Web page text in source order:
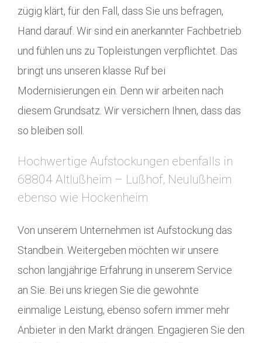
zügig klärt, für den Fall, dass Sie uns befragen,
Hand darauf. Wir sind ein anerkannter Fachbetrieb
und fühlen uns zu Topleistungen verpflichtet. Das
bringt uns unseren klasse Ruf bei
Modernisierungen ein. Denn wir arbeiten nach
diesem Grundsatz. Wir versichern Ihnen, dass das
so bleiben soll.
Hochwertige Aufstockungen ebenfalls in
68804 Altlußheim – Lußhof, Neulußheim
ebenso wie Hockenheim
Von unserem Unternehmen ist Aufstockung das
Standbein. Weitergeben möchten wir unsere
schon langjährige Erfahrung in unserem Service
an Sie. Bei uns kriegen Sie die gewohnte
einmalige Leistung, ebenso sofern immer mehr
Anbieter in den Markt drängen. Engagieren Sie den